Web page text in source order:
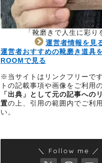
「靴磨きで人生に彩り
運営者情報を見
運営者おすすめの靴磨き道具
ROOMで見る
※当サイトはリンクフリーで
トの記載事項や画像をご利用
「出典」として元の記事への
置の上、引用の範囲内でご利
い。
＼ Follow me ／